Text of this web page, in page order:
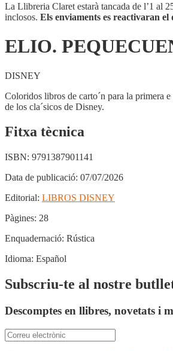
La Llibreria Claret estarà tancada de l’1 al
inclosos. Els enviaments es reactivaran el
ELIO.
DISNEY
Coloridos libros de carto´n para la primera
de los cla´sicos de Disney.
Fitxa tècnica
ISBN: 9791387901141
Data de publicació: 07/07/2026
Editorial: LIBROS DISNEY
Pàgines: 28
Enquadernació: Rústica
Idioma: Español
Subscriu-te al nostre
Descomptes en llibres, novetats i